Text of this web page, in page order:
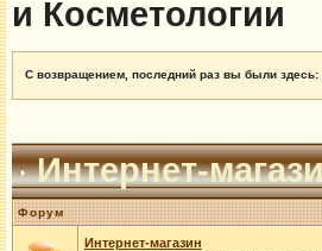
и Косметологии
С возвращением, последний раз вы были здесь:
Интернет-
Форум
Интернет-магазин